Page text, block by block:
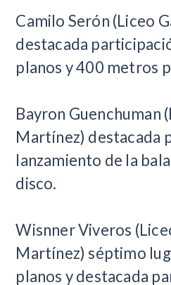
Camilo Serón (Liceo
destacada
planos y 400 metros
Bayron Guenchuman
Martínez) destacada
lanzamiento de la
disco.
Wisnner Viveros
Martínez) séptimo
planos y destacada